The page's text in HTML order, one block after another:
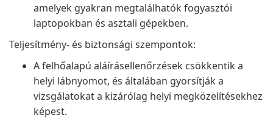
amelyek gyakran megtalálhatók fogyasztói
laptopokban és asztali gépekben.
Teljesítmény- és biztonsági szempontok:
A felhőalapú aláírásellenőrzések csökkentik a
helyi lábnyomot, és általában gyorsítják a
vizsgálatokat a kizárólag helyi megközelítésekhez
képest.